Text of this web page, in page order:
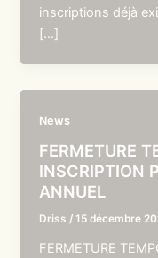
inscriptions déjà
[…]
News
FERMETURE
INSCRIPTION
ANNUEL
Driss /15 décembre
FERMETURE